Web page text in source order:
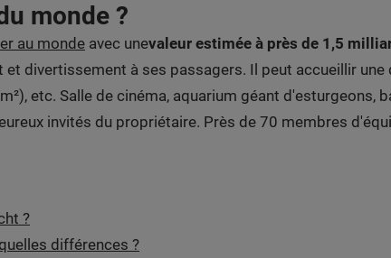
monde ?
au monde avec unevaleur estimée à près de 1,5
divertissement à ses passagers. Il peut accueillir
etc. Salle de cinéma, aquarium géant d'esturgeons,
invités du propriétaire. Près de 70 membres
?
différences ?